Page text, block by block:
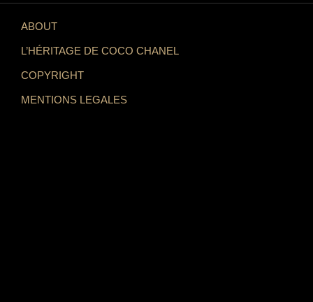
ABOUT
L’HÉRITAGE DE COCO CHANEL
COPYRIGHT
MENTIONS LEGALES